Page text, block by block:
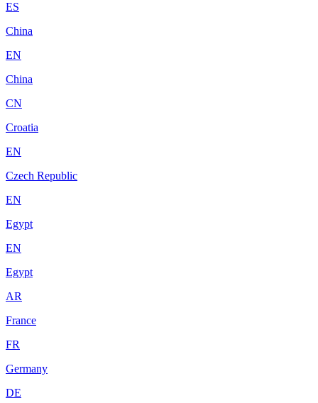
ES
China
EN
China
CN
Croatia
EN
Czech Republic
EN
Egypt
EN
Egypt
AR
France
FR
Germany
DE